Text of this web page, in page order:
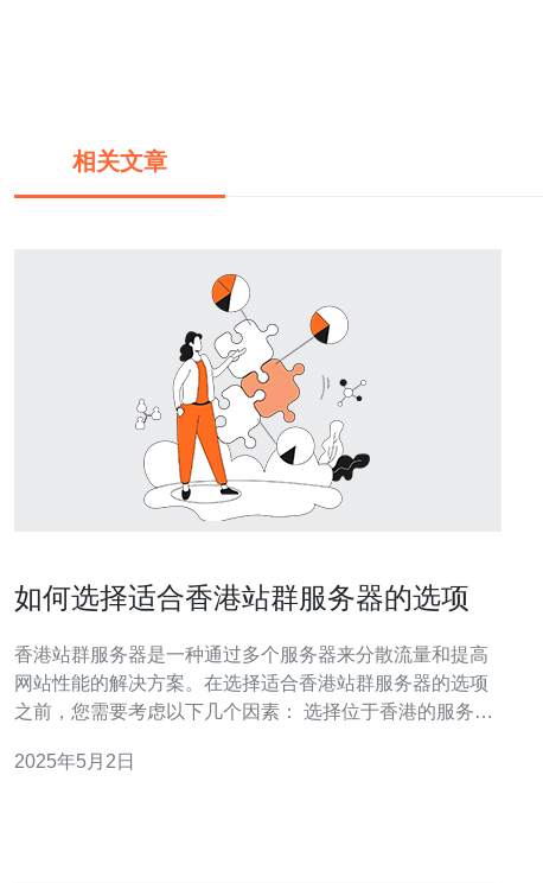
相关文章
如何选择适合香港站群服务器的选项
香港站群服务器是一种通过多个服务器来分散流量和提高
网站性能的解决方案。在选择适合香港站群服务器的选项
之前，您需要考虑以下几个因素： 选择位于香港的服务器
港和中国大陆的用户来说。因此，在选择香港站群服务器
2025年5月2日